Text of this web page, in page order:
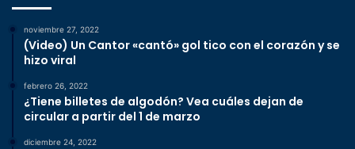
noviembre 27, 2022
(Video) Un Cantor «cantó» gol tico con el corazón y se
hizo viral
febrero 26, 2022
¿Tiene billetes de algodón? Vea cuáles dejan de
circular a partir del 1 de marzo
diciembre 24, 2022